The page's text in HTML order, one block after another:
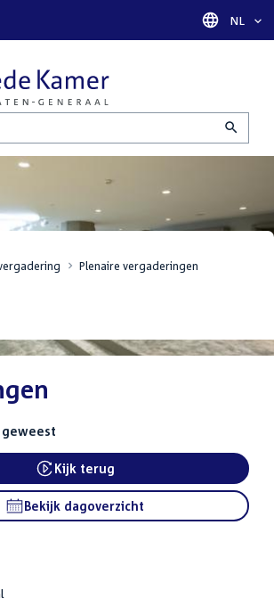
Taal
NL
Plenaire vergaderingen
geweest
External link:
Kijk terug
Bekijk dagoverzicht